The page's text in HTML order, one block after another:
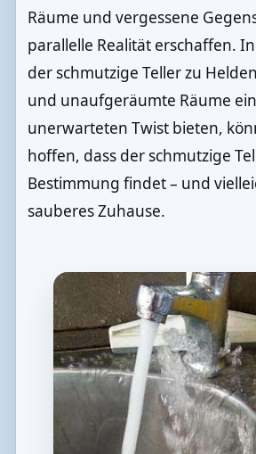
Räume und vergessene
parallelle Realität erschaffen.
der schmutzige Teller zu
und unaufgeräumte Räume
unerwarteten Twist bieten,
hoffen, dass der schmutzige
Bestimmung findet – und
sauberes Zuhause.